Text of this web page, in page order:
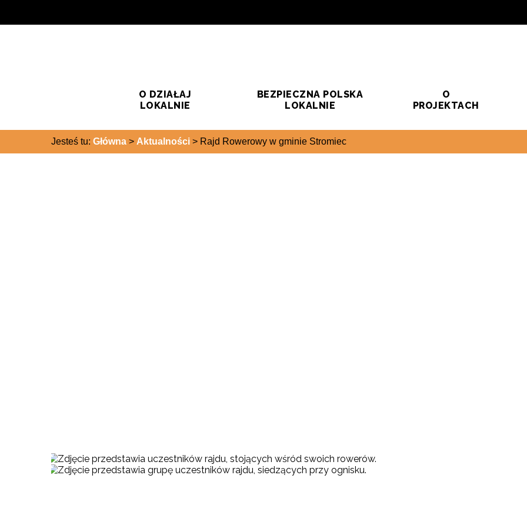
O DZIAŁAJ
LOKALNIE
BEZPIECZNA POLSKA
LOKALNIE
O
PROJEKTACH
Jesteś tu: Główna > Aktualności > Rajd Rowerowy w gminie Stromiec